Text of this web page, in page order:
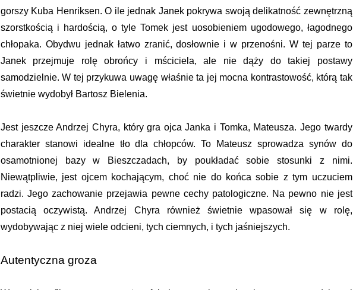
gorszy Kuba Henriksen. O ile jednak Janek pokrywa swoją delikatność zewnętrzną
szorstkością i hardością, o tyle Tomek jest uosobieniem ugodowego, łagodnego
chłopaka. Obydwu jednak łatwo zranić, dosłownie i w przenośni. W tej parze to
Janek przejmuje rolę obrońcy i mściciela, ale nie dąży do takiej postawy
samodzielnie. W tej przykuwa uwagę właśnie ta jej mocna kontrastowość, którą tak
świetnie wydobył Bartosz Bielenia.
Jest jeszcze Andrzej Chyra, który gra ojca Janka i Tomka, Mateusza. Jego twardy
charakter stanowi idealne tło dla chłopców. To Mateusz sprowadza synów do
osamotnionej bazy w Bieszczadach, by poukładać sobie stosunki z nimi.
Niewątpliwie, jest ojcem kochającym, choć nie do końca sobie z tym uczuciem
radzi. Jego zachowanie przejawia pewne cechy patologiczne. Na pewno nie jest
postacią oczywistą. Andrzej Chyra również świetnie wpasował się w rolę,
wydobywając z niej wiele odcieni, tych ciemnych, i tych jaśniejszych.
Autentyczna groza